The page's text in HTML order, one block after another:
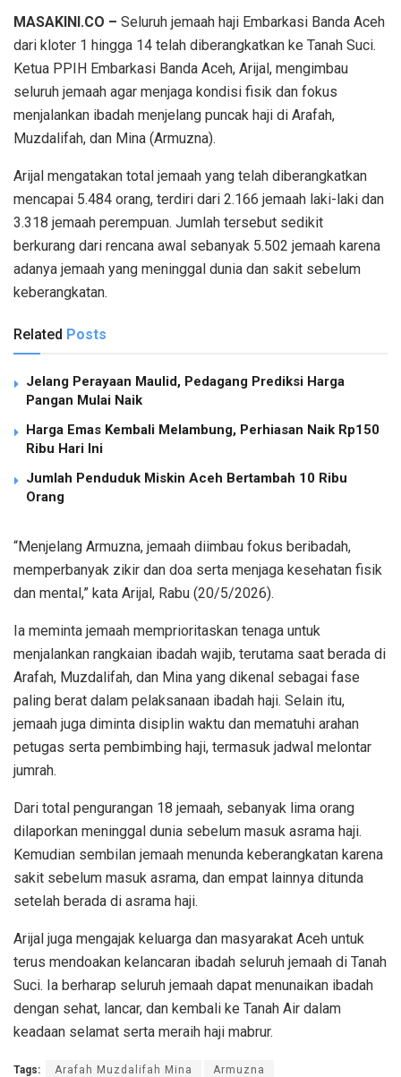
MASAKINI.CO – Seluruh jemaah haji Embarkasi Banda Aceh
dari kloter 1 hingga 14 telah diberangkatkan ke Tanah Suci.
Ketua PPIH Embarkasi Banda Aceh, Arijal, mengimbau
seluruh jemaah agar menjaga kondisi fisik dan fokus
menjalankan ibadah menjelang puncak haji di Arafah,
Muzdalifah, dan Mina (Armuzna).
Arijal mengatakan total jemaah yang telah diberangkatkan
mencapai 5.484 orang, terdiri dari 2.166 jemaah laki-laki dan
3.318 jemaah perempuan. Jumlah tersebut sedikit
berkurang dari rencana awal sebanyak 5.502 jemaah karena
adanya jemaah yang meninggal dunia dan sakit sebelum
keberangkatan.
Related Posts
Jelang Perayaan Maulid, Pedagang Prediksi Harga
Pangan Mulai Naik
Harga Emas Kembali Melambung, Perhiasan Naik Rp150
Ribu Hari Ini
Jumlah Penduduk Miskin Aceh Bertambah 10 Ribu
Orang
“Menjelang Armuzna, jemaah diimbau fokus beribadah,
memperbanyak zikir dan doa serta menjaga kesehatan fisik
dan mental,” kata Arijal, Rabu (20/5/2026).
Ia meminta jemaah memprioritaskan tenaga untuk
menjalankan rangkaian ibadah wajib, terutama saat berada di
Arafah, Muzdalifah, dan Mina yang dikenal sebagai fase
paling berat dalam pelaksanaan ibadah haji. Selain itu,
jemaah juga diminta disiplin waktu dan mematuhi arahan
petugas serta pembimbing haji, termasuk jadwal melontar
jumrah.
Dari total pengurangan 18 jemaah, sebanyak lima orang
dilaporkan meninggal dunia sebelum masuk asrama haji.
Kemudian sembilan jemaah menunda keberangkatan karena
sakit sebelum masuk asrama, dan empat lainnya ditunda
setelah berada di asrama haji.
Arijal juga mengajak keluarga dan masyarakat Aceh untuk
terus mendoakan kelancaran ibadah seluruh jemaah di Tanah
Suci. Ia berharap seluruh jemaah dapat menunaikan ibadah
dengan sehat, lancar, dan kembali ke Tanah Air dalam
keadaan selamat serta meraih haji mabrur.
Tags: Arafah Muzdalifah Mina Armuzna